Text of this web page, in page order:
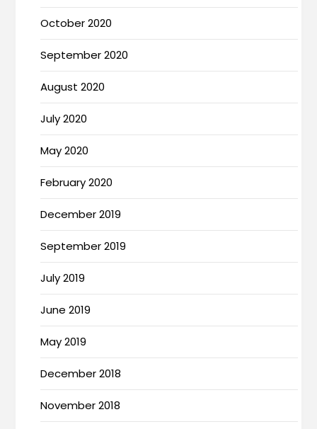
October 2020
September 2020
August 2020
July 2020
May 2020
February 2020
December 2019
September 2019
July 2019
June 2019
May 2019
December 2018
November 2018